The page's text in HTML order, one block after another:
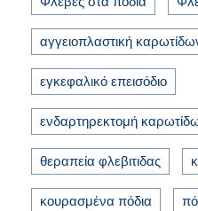
αγγειοπλαστική
εγκεφαλικό επεισόδιο
ενδαρτηρεκτομή
θεραπεία φλεβιτιδας
κουρασμένα πόδια